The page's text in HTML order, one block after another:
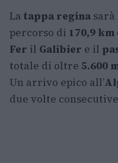
La tappa regina sarà
percorso di 170,9 km
Fer il Galibier e il
totale di oltre 5.600
Un arrivo epico all’
due volte